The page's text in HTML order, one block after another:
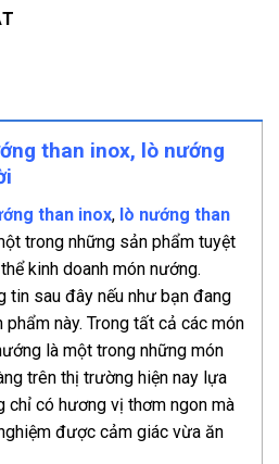
than inox, lò nướng
than inox, lò nướng than
trong những sản phẩm tuyệt
kinh doanh món nướng.
tin sau đây nếu như bạn đang
này. Trong tất cả các món
là một trong những món
trên thị trường hiện nay lựa
chỉ có hương vị thơm ngon mà
được cảm giác vừa ăn